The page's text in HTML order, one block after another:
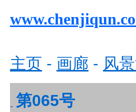
主页 - 画廊 - 风
第065号